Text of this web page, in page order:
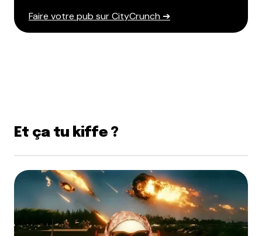
Faire votre pub sur CityCrunch ➔
Et ça tu kiffe ?